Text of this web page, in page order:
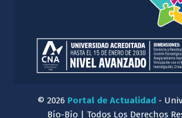
© 2026 Portal de Actualidad-
Bío-Bío | Todos Los Derechos